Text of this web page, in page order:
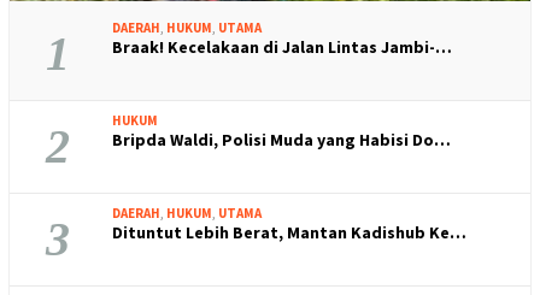
1 DAERAH HUKUM UTAMA
Braak! Kecelakaan di Jalan Lintas Jambi-…
2 HUKUM
Bripda Waldi, Polisi Muda yang Habisi Do…
3 DAERAH HUKUM UTAMA
Dituntut Lebih Berat, Mantan Kadishub Ke…